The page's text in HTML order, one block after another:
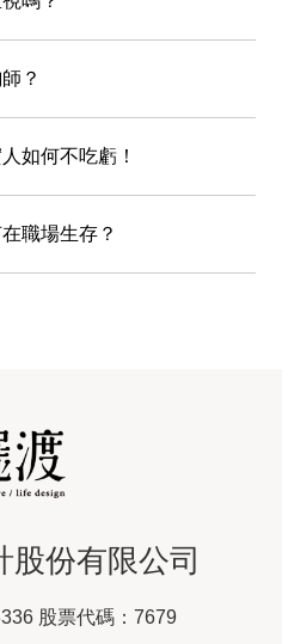
？
如何不吃虧！
職場生存？
股份有限公司
股票代碼：7679